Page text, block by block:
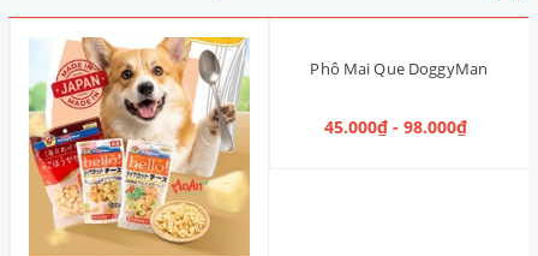
Phô Mai Que DoggyMan
45.000₫ - 98.000₫